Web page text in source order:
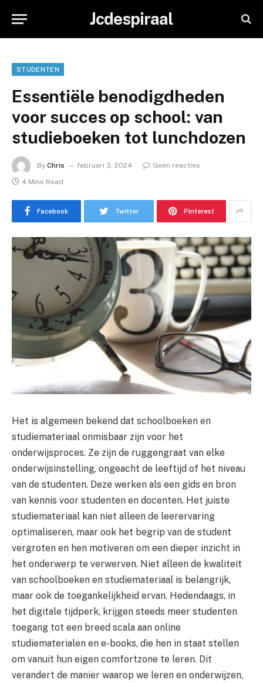
Jcdespiraal
STUDENTEN
Essentiële benodigdheden
voor succes op school: van
studieboeken tot lunchdozen
By Chris februari 3, 2024
Geen reacties
4 Mins Read
Facebook Twitter Pinterest
Het is algemeen bekend dat schoolboeken en
studiemateriaal onmisbaar zijn voor het
onderwijsproces. Ze zijn de ruggengraat van elke
onderwijsinstelling, ongeacht de leeftijd of het niveau
van de studenten. Deze werken als een gids en bron
van kennis voor studenten en docenten. Het juiste
studiemateriaal kan niet alleen de leerervaring
optimaliseren, maar ook het begrip van de student
vergroten en hen motiveren om een dieper inzicht in
het onderwerp te verwerven. Niet alleen de kwaliteit
van schoolboeken en studiemateriaal is belangrijk,
maar ook de toegankelijkheid ervan. Hedendaags, in
het digitale tijdperk, krijgen steeds meer studenten
toegang tot een breed scala aan online
studiematerialen en e-books, die hen in staat stellen
om vanuit hun eigen comfortzone te leren. Dit
verandert de manier waarop we leren en onderwijzen,